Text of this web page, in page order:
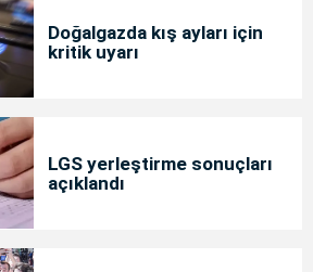
Doğalgazda kış ayları için
kritik uyarı
LGS yerleştirme sonuçları
açıklandı